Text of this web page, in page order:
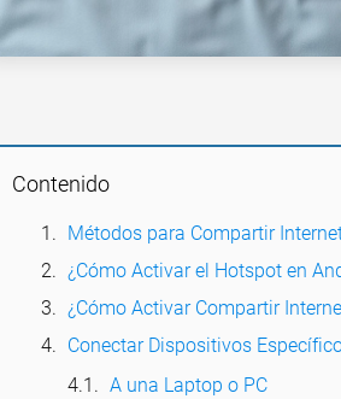
Contenido
Métodos para Compartir
¿Cómo Activar el Hotspot en
¿Cómo Activar Compartir
Conectar Dispositivos
A una Laptop o PC